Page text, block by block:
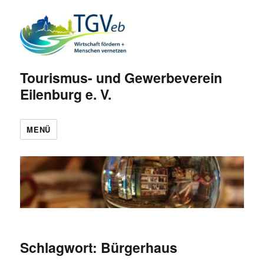
Tourismus- und Gewerbeverein
Eilenburg e. V.
MENÜ
Schlagwort: Bürgerhaus